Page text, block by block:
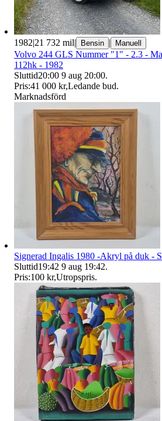
1982|21 732 mil| Bensin | Manuell
Volvo 244 GLS Nummer "1" - 2.3 -
112hk - 1982
Sluttid20:00 9 aug 20:00.
Pris:41 000 kr,Ledande bud.
Marknadsförd
Signerad Ingalis 1980 -Akryl på duk -
Sluttid19:42 9 aug 19:42.
Pris:100 kr,Utropspris.